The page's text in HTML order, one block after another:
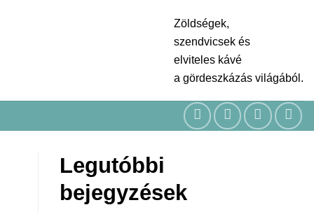
Zöldségek,
szendvicsek és
elviteles kávé
a gördeszkázás világából.
Legutóbbi
bejegyzések